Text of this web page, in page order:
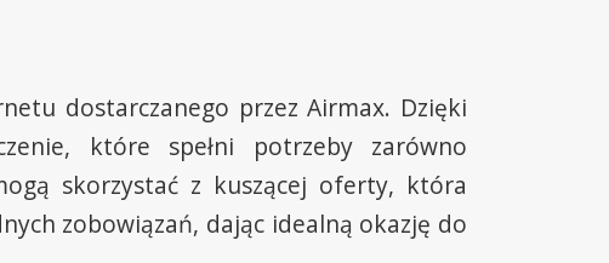
dostarczanego przez Airmax. Dzięki
które spełni potrzeby zarówno
skorzystać z kuszącej oferty, która
zobowiązań, dając idealną okazję do